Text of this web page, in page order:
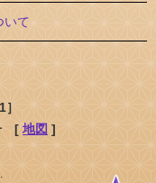
いて
[ 地図 ]